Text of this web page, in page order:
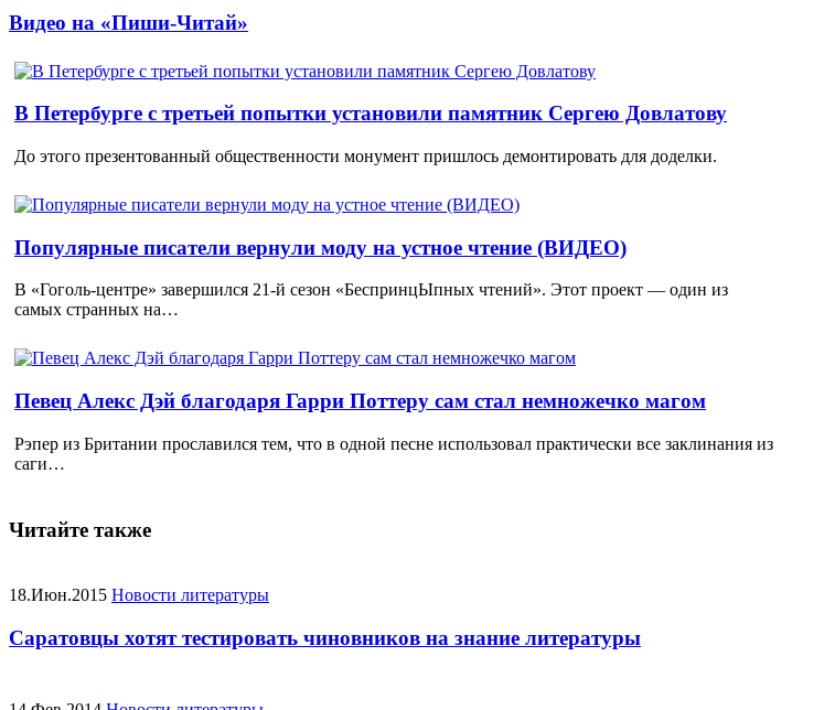
Видео на «Пиши-Читай»
В Петербурге с третьей попытки установили памятник Сергею Довлатову
До этого презентованный общественности монумент пришлось демонтировать для доделки.
Популярные писатели вернули моду на устное чтение (ВИДЕО)
В «Гоголь-центре» завершился 21-й сезон «БеспринцЫпных чтений». Этот проект — один из
самых странных на…
Певец Алекс Дэй благодаря Гарри Поттеру сам стал немножечко магом
Рэпер из Британии прославился тем, что в одной песне использовал практически все заклинания из
саги…
Читайте также
18.Июн.2015 Новости литературы
Саратовцы хотят тестировать чиновников на знание литературы